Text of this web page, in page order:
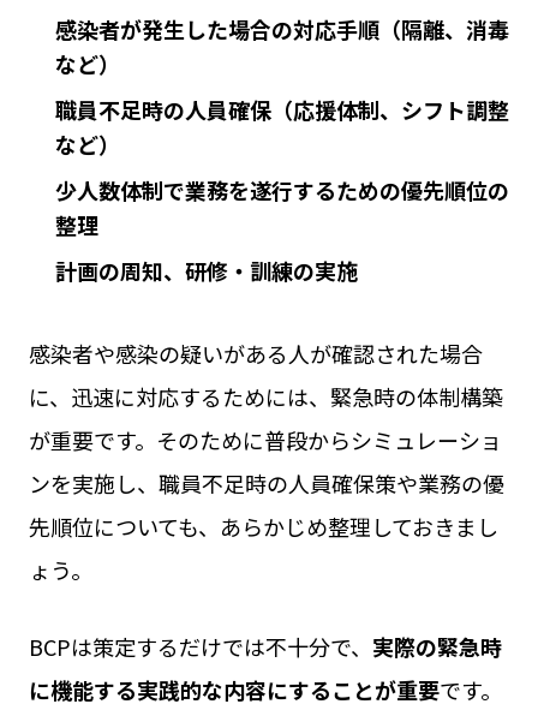
感染者が発生した場合の対応手順（隔離、消毒
など）
職員不足時の人員確保（応援体制、シフト調整
など）
少人数体制で業務を遂行するための優先順位の
整理
計画の周知、研修・訓練の実施
感染者や感染の疑いがある人が確認された場合
に、迅速に対応するためには、緊急時の体制構築
が重要です。そのために普段からシミュレーショ
ンを実施し、職員不足時の人員確保策や業務の優
先順位についても、あらかじめ整理しておきまし
ょう。
BCPは策定するだけでは不十分で、 実際の緊急時
に機能する実践的な内容にすることが重要です。